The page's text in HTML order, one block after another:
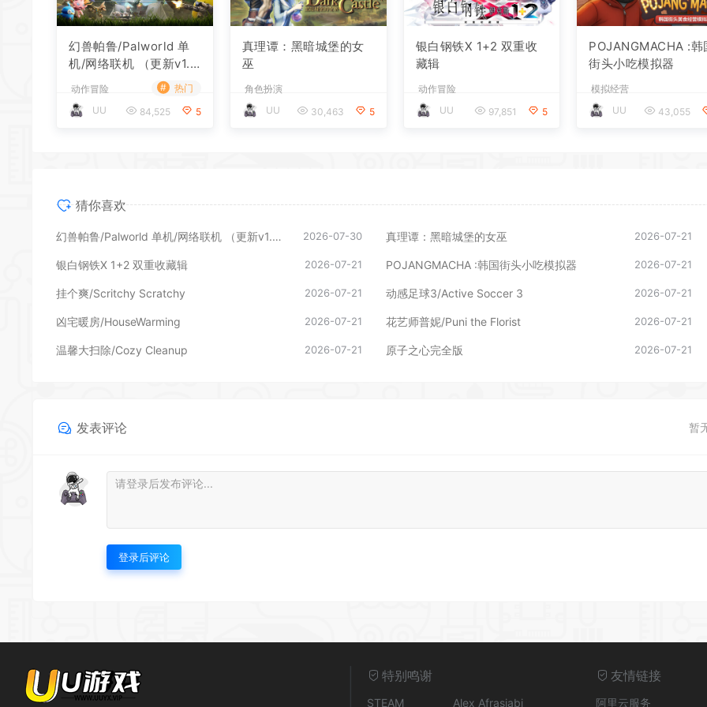
幻兽帕鲁/Palworld 单
机/网络联机 （更新v1.0.
1.10619）
动作冒险 #
热门
UU
84,525 5
真理谭：黑暗城堡的女
巫
角色扮演
UU
30,463 5
银白钢铁X 1+2 双重收
藏辑
动作冒险
UU
97,851 5
POJANGMACHA :韩
街头小吃模拟器
模拟经营
UU
43,055
猜你喜欢
幻兽帕鲁/Palworld 单机/网络联机 （更新v1.0.1.10619） 2026-07-30 真理谭：黑暗城堡的女巫 2026-07-21
银白钢铁X 1+2 双重收藏辑 2026-07-21 POJANGMACHA :韩国街头小吃模拟器 2026-07-21
挂个爽/Scritchy Scratchy 2026-07-21 动感足球3/Active Soccer 3 2026-07-21
凶宅暖房/HouseWarming 2026-07-21 花艺师普妮/Puni the Florist 2026-07-21
温馨大扫除/Cozy Cleanup 2026-07-21 原子之心完全版 2026-07-21
发表评论 暂
登录后评论
特别鸣谢
STEAM Alex Afrasiabi
友情链接
阿里云服务